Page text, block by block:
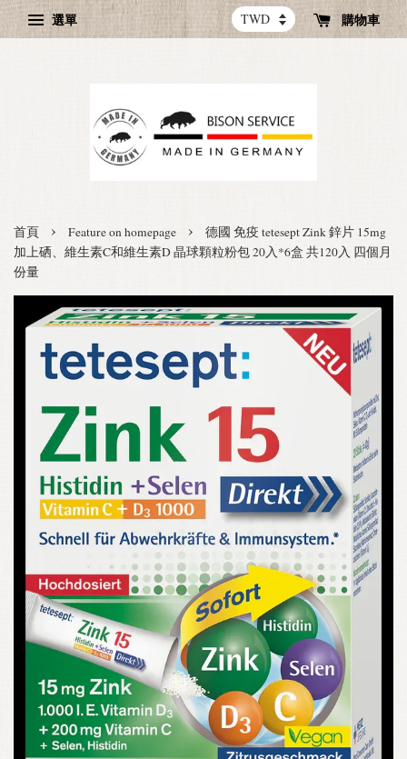
選單 購物車
首頁 › Feature on homepage ›
德國 免疫 tetesept Zink 鋅片 15mg
加上硒、維生素C和維生素D 晶球顆粒粉包 20入*6盒 共120入 四個月
份量